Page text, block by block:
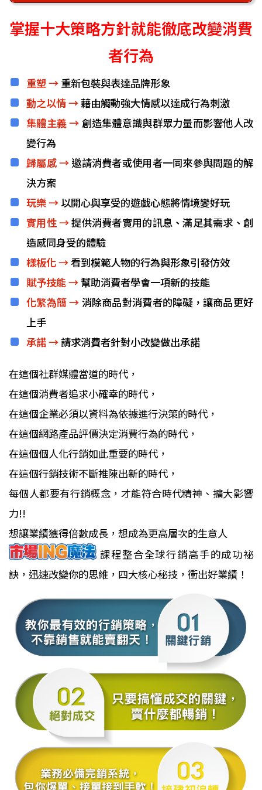
掌握十大策略方針就能徹底改變消費
者行為
重塑 → 重新包裝與表達品牌形象
動之以情 →藉由觸動強大情感以達成行為刺激
集體主義 → 創造集體意識與群眾力量而影響他人改
變行為
歸屬感 → 邀請消費者或使用者一同來參與問題的解
決方案
玩樂 → 以開心與享受的遊戲心態將情境變好玩
實用性 →提供消費者實用的訊息、滿足其需求、創
造感同身受的體驗
樣板化 →看到模範人物的行為與形象引發仿效
賦予技能 → 幫助消費者學會一項新的技能
化繁為簡 → 消除商品對消費者的障礙，讓商品更好
上手
承諾 → 請求消費者針對小改變做出承諾
在這個社群媒體當道的時代，
在這個消費者追求小確幸的時代，
在這個企業必須以資料為依據進行決策的時代，
在這個網路產品評價決定消費行為的時代，
在這個個人化行銷如此重要的時代，
在這個行銷技術不斷推陳出新的時代，
每個人都要有行銷概念，才能符合時代精神、擴大影響
力!!
想讓業績獲得倍數成長，想成為更高層次的生意人
課程整合全球行銷高手的成功祕
訣，迅速改變你的思維，四大核心秘技，衝出好業績！